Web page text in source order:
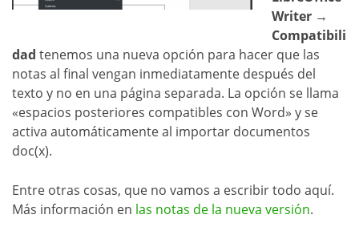
Writer →
Compatibili
dad tenemos una nueva opción para hacer que las
notas al final vengan inmediatamente después del
texto y no en una página separada. La opción se llama
«espacios posteriores compatibles con Word» y se
activa automáticamente al importar documentos
doc(x).
Entre otras cosas, que no vamos a escribir todo aquí.
Más información en las notas de la nueva versión.